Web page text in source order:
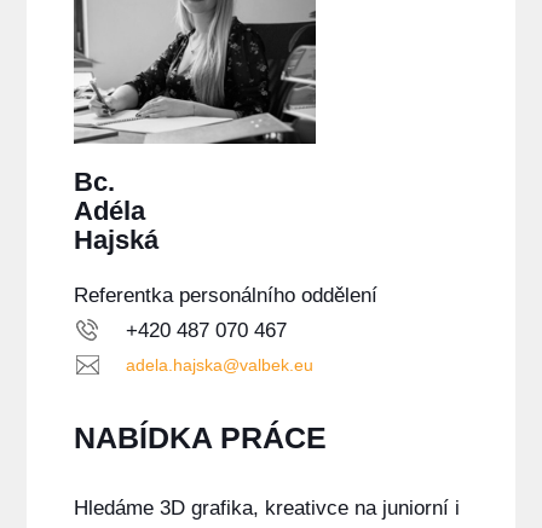
Bc.
Adéla
Hajská
Referentka personálního oddělení
+420 487 070 467
adela.hajska@valbek.eu
NABÍDKA PRÁCE
Hledáme 3D grafika, kreativce na juniorní i